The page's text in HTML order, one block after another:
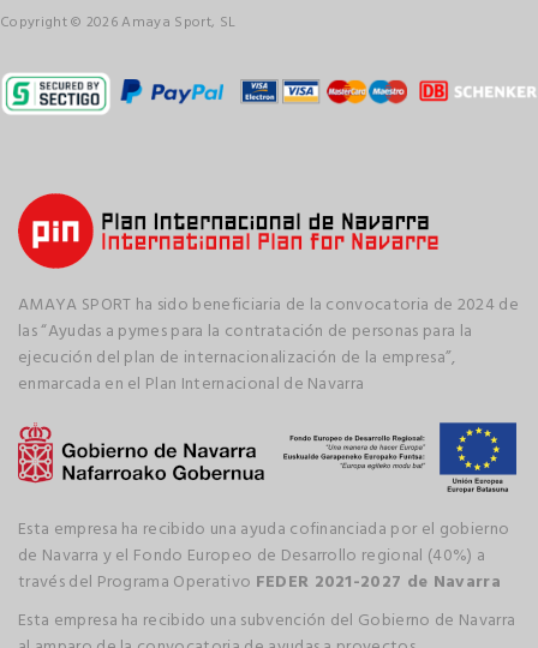
Copyright © 2026 Amaya Sport, SL
AMAYA SPORT ha sido beneficiaria de la convocatoria de 2024 de
las “Ayudas a pymes para la contratación de personas para la
ejecución del plan de internacionalización de la empresa”,
enmarcada en el Plan Internacional de Navarra
Esta empresa ha recibido una ayuda cofinanciada por el gobierno
de Navarra y el Fondo Europeo de Desarrollo regional (40%) a
través del Programa Operativo FEDER 2021-2027 de Navarra
Esta empresa ha recibido una subvención del Gobierno de Navarra